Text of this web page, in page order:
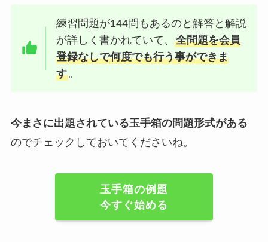
練習問題が144問もあるのと解答と解説
が詳しく書かれていて、全問題を会員
登録なしで何度でも行う事ができま
す。
今まさに出題されている玉手箱の問題形式がある
のでチェックしておいてくださいね。
玉手箱の例題
今すぐ始める